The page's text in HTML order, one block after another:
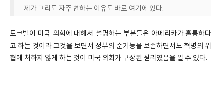
제가 그리도 자주 변하는 이유도 바로 여기에 있다.
토크빌이 미국 의회에 대해서 설명하는 부분들은 아메리카가 훌륭하다
고 하는 것이라 그것을 보면서 정부의 순기능을 보존하면서도 혁명의 위
협에 처하지 않게 하는 것이 미국 의회가 구상된 원리였음을 알 수 있다.